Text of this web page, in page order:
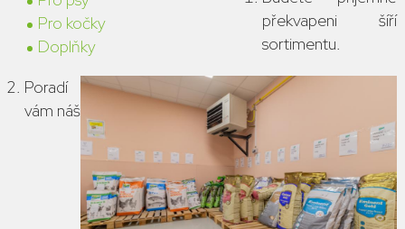
Pro kočky
Doplňky
překvapeni šíří
sortimentu.
Poradí
vám náš